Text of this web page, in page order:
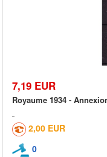
7,19 EUR
Royaume 1934 -
2,00 EUR
0